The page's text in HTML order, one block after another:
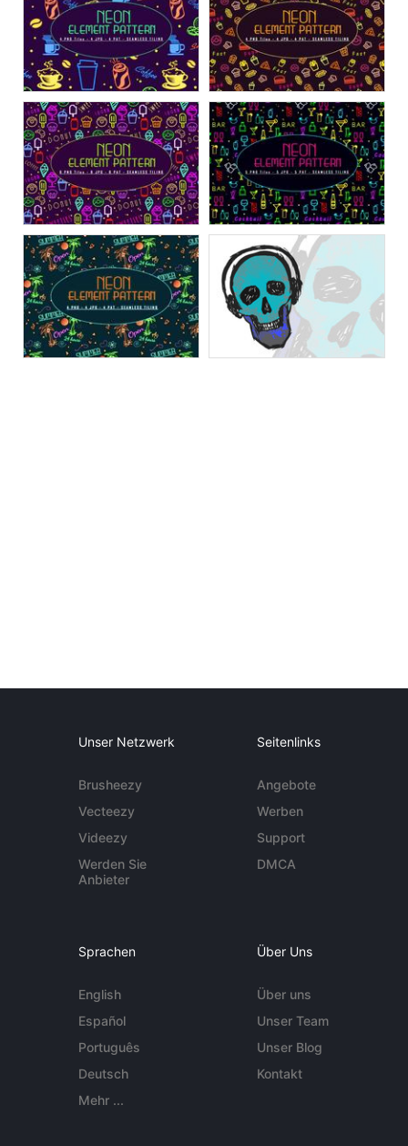
Unser Netzwerk
Brusheezy
Vecteezy
Videezy
Werden Sie
Anbieter
Seitenlinks
Angebote
Werben
Support
DMCA
Sprachen
English
Español
Português
Deutsch
Mehr ...
Über Uns
Über uns
Unser Team
Unser Blog
Kontakt